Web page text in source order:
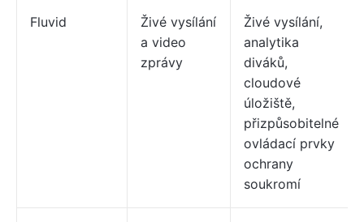
Fluvid
Živé vysílání
a video
zprávy
Živé vysílání,
analytika
diváků,
cloudové
úložiště,
přizpůsobitelné
ovládací prvky
ochrany
soukromí